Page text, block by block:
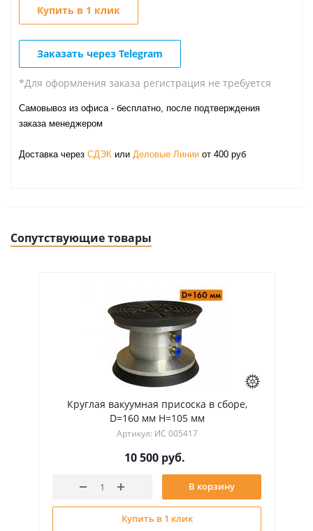
Купить в 1 клик
Заказать через Telegram
*Для оформления заказа регистрация не требуется
Самовывоз из офиса - бесплатно, после подтверждения
заказа менеджером
Доставка через СДЭК или Деловые Линии от 400 руб
Сопутствующие товары
Круглая вакуумная присоска в сборе,
D=160 мм H=105 мм
Артикул: ИС 005417
10 500руб.
В корзину
Купить в 1 клик